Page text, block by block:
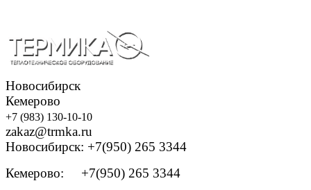
Новосибирск
Кемерово
+7 (983) 130-10-10
zakaz@trmka.ru
Новосибирск: +7(950) 265 3344
Кемерово: +7(950) 265 3344